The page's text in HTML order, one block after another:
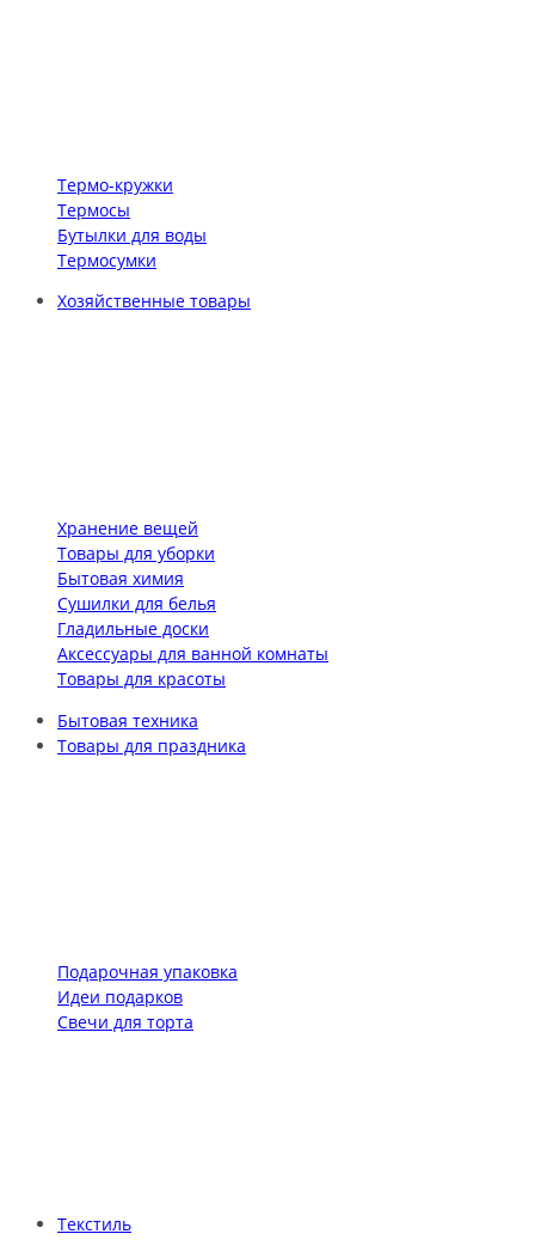
Термо-кружки
Термосы
Бутылки для воды
Термосумки
Хозяйственные товары
Хранение вещей
Товары для уборки
Бытовая химия
Сушилки для белья
Гладильные доски
Аксессуары для ванной комнаты
Товары для красоты
Бытовая техника
Товары для праздника
Подарочная упаковка
Идеи подарков
Свечи для торта
Текстиль